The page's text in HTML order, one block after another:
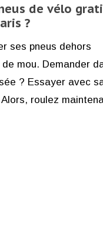
de vélo
?
ses pneus dehors
mou. Demander
? Essayer avec
roulez